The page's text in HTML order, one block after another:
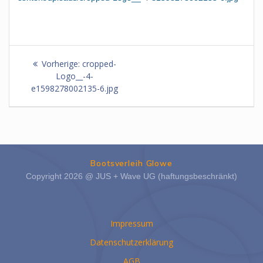
Beitragsnavigation
Vorherige: Vorheriger
Beitrag:
cropped-
Logo__-4-
e1598278002135-6.jpg
Bootsverleih Glowe
Copyright 2026 @ JUS + Wave UG (haftungsbeschränkt)
Impressum
Datenschutzerklärung